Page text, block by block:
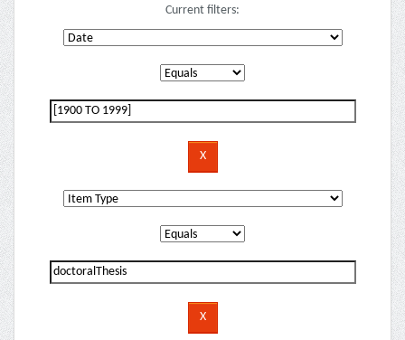
Current filters: